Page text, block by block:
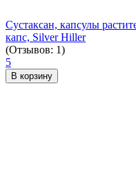
Сустаксан, капсулы
капс, Silver Hiller
(Отзывов: 1)
5
В корзину